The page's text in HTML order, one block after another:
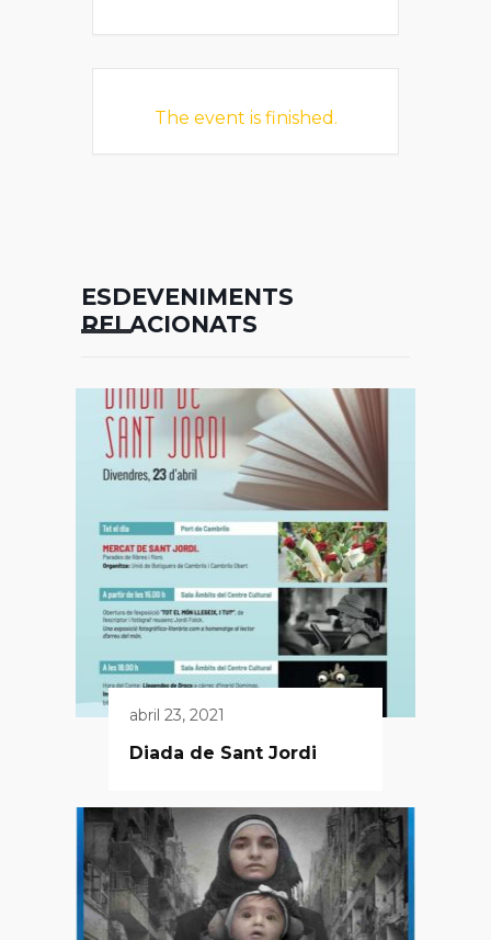
The event is finished.
ESDEVENIMENTS
RELACIONATS
abril 23, 2021
Diada de Sant Jordi